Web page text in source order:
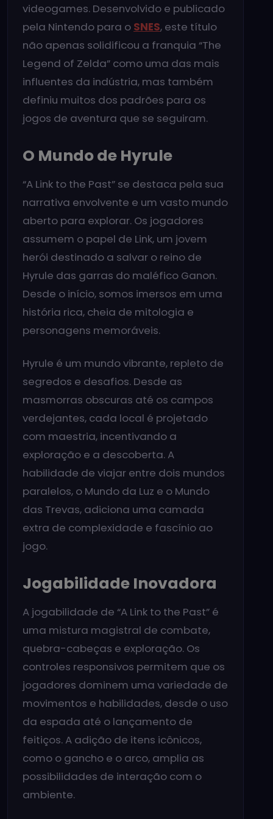
videogames. Desenvolvido e publicado
pela Nintendo para o SNES, este título
não apenas solidificou a franquia “The
Legend of Zelda” como uma das mais
influentes da indústria, mas também
definiu muitos dos padrões para os
jogos de aventura que se seguiram.
O Mundo de Hyrule
“A Link to the Past” se destaca pela sua
narrativa envolvente e um vasto mundo
aberto para explorar. Os jogadores
assumem o papel de Link, um jovem
herói destinado a salvar o reino de
Hyrule das garras do maléfico Ganon.
Desde o início, somos imersos em uma
história rica, cheia de mitologia e
personagens memoráveis.
Hyrule é um mundo vibrante, repleto de
segredos e desafios. Desde as
masmorras obscuras até os campos
verdejantes, cada local é projetado
com maestria, incentivando a
exploração e a descoberta. A
habilidade de viajar entre dois mundos
paralelos, o Mundo da Luz e o Mundo
das Trevas, adiciona uma camada
extra de complexidade e fascínio ao
jogo.
Jogabilidade Inovadora
A jogabilidade de “A Link to the Past” é
uma mistura magistral de combate,
quebra-cabeças e exploração. Os
controles responsivos permitem que os
jogadores dominem uma variedade de
movimentos e habilidades, desde o uso
da espada até o lançamento de
feitiços. A adição de itens icônicos,
como o gancho e o arco, amplia as
possibilidades de interação com o
ambiente.